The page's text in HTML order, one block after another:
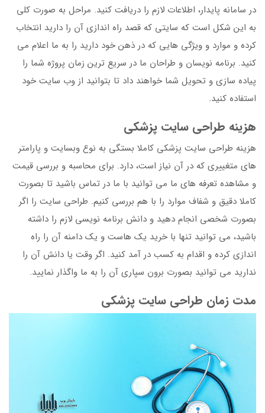
در سامانه پایدار، اطلاعات لازم را دریافت کنید. مراحل به صورت کلی
به این شکل است که سایتی که قصد راه اندازی آن را دارید انتخاب
کرده و موارد و ویژگی هایی که در ذهن خود دارید را به ما اعلام می
کنید. برنامه نویسان و طراحان ما در سریع ترین زمان پروژه شما را
پیاده سازی و تحویل شما خواهند داد تا بتوانید از وب سایت خود
استفاده کنید.
هزینه طراحی سایت پزشکی
هزینه طراحی سایت پزشکی کاملا بستگی به نوع وبسایت و پارامتر
های متغییری که در آن نیاز است، دارد. برای محاسبه و بررسی قیمت
و مشاهده تعرفه های ما می توانید با ما در تماس باشید تا بصورت
کاملا دقیق و شفاف موارد را با هم بررسی کنیم. طراحی سایت را اگر
بصورت شخصی انجام دهید و دانش برنامه نویسی لازم را داشته
باشید، می توانید تنها با خرید یک هاست و یک دامنه آن را راه
اندازی کرده و اقدام به کسب در آمد کنید. اگر وقت یا دانش آن را
ندارید می توانید بصورت برون سپاری آن را به ما واگذار نمایید.
مدت زمان طراحی سایت پزشکی